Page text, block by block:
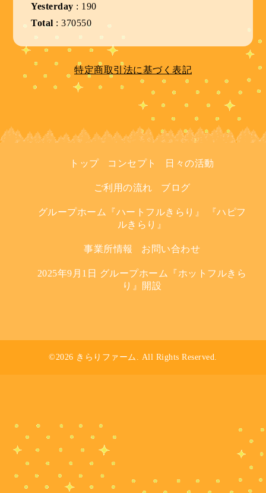
Yesterday : 190
Total :370550
特定商取引法に基づく表記
トップ コンセプト 日々の活動
ご利用の流れ ブログ
グループホーム『ハートフルきらり』 『ハピフ
ルきらり』
事業所情報 お問い合わせ
2025年9月1日 グループホーム『ホットフルきら
り』開設
©2026 きらりファーム . All Rights Reserved.